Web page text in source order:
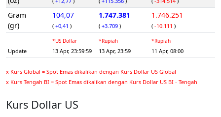
Gram
(gr)
104,07
( +0,41 )
1.747.381
( +3.709 )
1.746.251
( -10.111 )
Update
*US Dollar
13 Apr, 23:59:59
*Rupiah
13 Apr, 23:59
*Rupiah
11 Apr, 08:00
x Kurs Global = Spot Emas dikalikan dengan Kurs Dollar US Global
x Kurs Tengah BI = Spot Emas dikalikan dengan Kurs Dollar US BI - Tengah
Kurs Dollar US